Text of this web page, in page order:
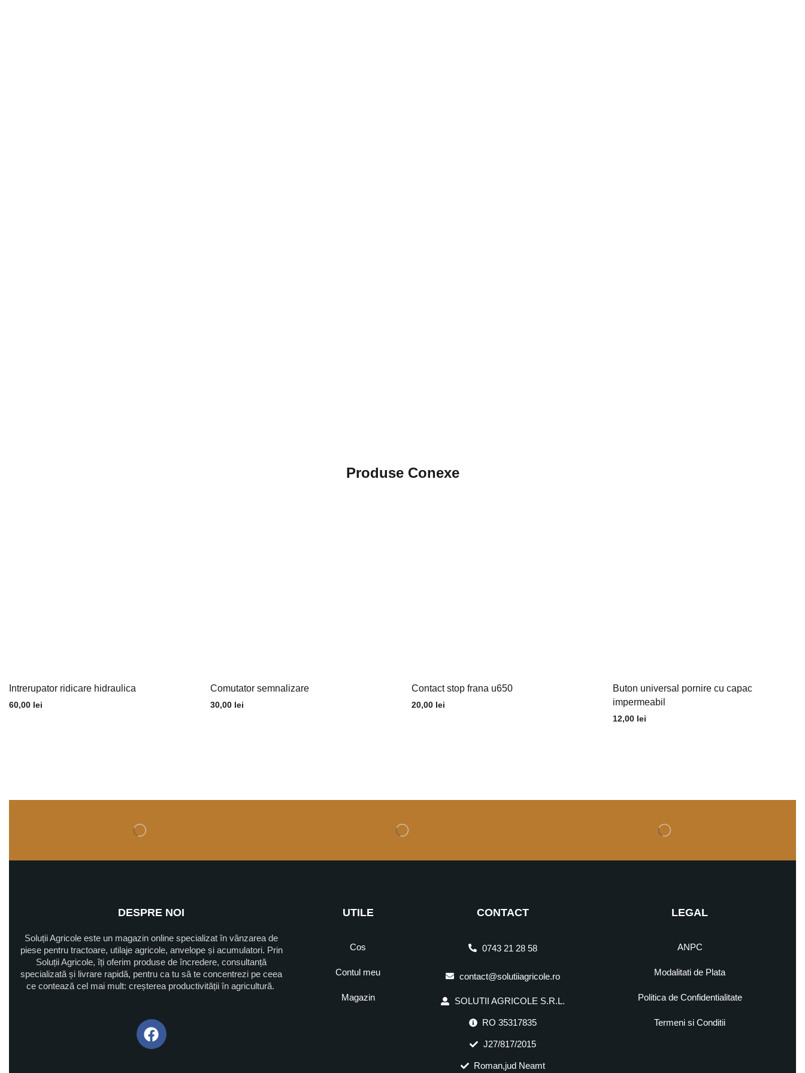
Produse Conexe
Intrerupator ridicare hidraulica
60,00 lei
Comutator semnalizare
30,00 lei
Contact stop frana u650
20,00 lei
Buton universal pornire cu capac
impermeabil
12,00 lei
DESPRE NOI
Soluții Agricole este un magazin online specializat în vânzarea de
piese pentru tractoare, utilaje agricole, anvelope și acumulatori. Prin
Soluții Agricole, îți oferim produse de încredere, consultanță
specializată și livrare rapidă, pentru ca tu să te concentrezi pe ceea
ce contează cel mai mult: creșterea productivității în agricultură.
UTILE
Cos
Contul meu
Magazin
CONTACT
0743 21 28 58
contact@solutiiagricole.ro
SOLUTII AGRICOLE S.R.L.
RO 35317835
J27/817/2015
Roman,jud Neamt
LEGAL
ANPC
Modalitati de Plata
Politica de Confidentialitate
Termeni si Conditii